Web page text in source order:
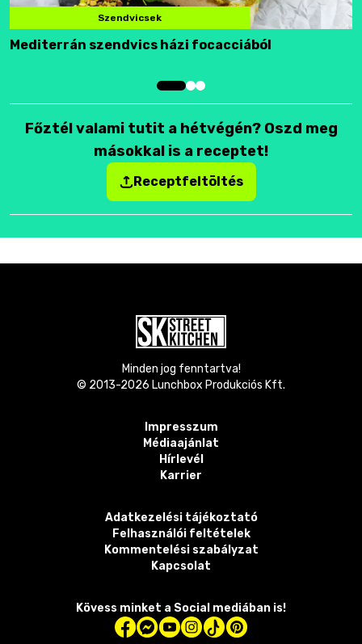
Szendvicsek
Mediterrán szendvics házi focacciából
Főztél valami tutit a hétvégén? Oszd meg
másokkal is a receptet!
Receptfeltöltés
Minden jog fenntartva!
© 2013-2026 Lunchbox Produkciós Kft.
Impresszum
Médiaajánlat
Hírlevél
Karrier
Adatkezelési tájékoztató
Felhasználói feltételek
Kommentelési szabályzat
Kapcsolat
Kövess minket a Social mediában is!